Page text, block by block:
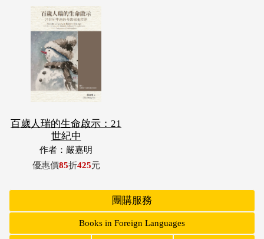
百歲人瑞的生命啟示：21
世紀中
作者：嚴嘉明
優惠價85折425元
團購服務
Books in Foreign Languages